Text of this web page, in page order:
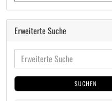
Erweiterte Suche
SUCHEN